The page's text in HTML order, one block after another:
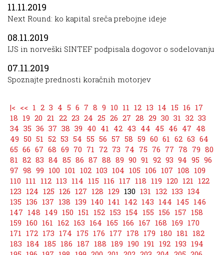
11.11.2019
Next Round: ko kapital sreča prebojne ideje
08.11.2019
IJS in norveški SINTEF podpisala dogovor o sodelovanju
07.11.2019
Spoznajte prednosti koračnih motorjev
|< << 1 2 3 4 5 6 7 8 9 10 11 12 13 14 15 16 17
18 19 20 21 22 23 24 25 26 27 28 29 30 31 32 33
34 35 36 37 38 39 40 41 42 43 44 45 46 47 48
49 50 51 52 53 54 55 56 57 58 59 60 61 62 63 64
65 66 67 68 69 70 71 72 73 74 75 76 77 78 79 80
81 82 83 84 85 86 87 88 89 90 91 92 93 94 95 96
97 98 99 100 101 102 103 104 105 106 107 108 109
110 111 112 113 114 115 116 117 118 119 120 121 122
123 124 125 126 127 128 129 130 131 132 133 134
135 136 137 138 139 140 141 142 143 144 145 146
147 148 149 150 151 152 153 154 155 156 157 158
159 160 161 162 163 164 165 166 167 168 169 170
171 172 173 174 175 176 177 178 179 180 181 182
183 184 185 186 187 188 189 190 191 192 193 194